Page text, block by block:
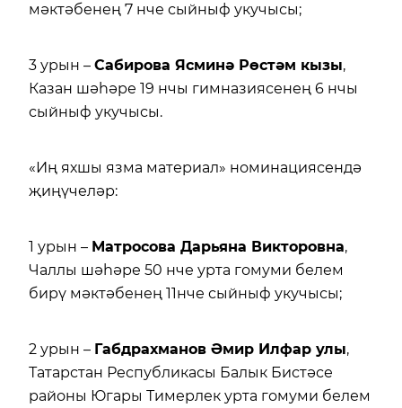
мәктәбенең 7 нче сыйныф укучысы;
3 урын – Сабирова Ясминә Рөстәм кызы,
Казан шәһәре 19 нчы гимназиясенең 6 нчы
сыйныф укучысы.
«Иң яхшы язма материал» номинациясендә
җиңүчеләр:
1 урын – Матросова Дарьяна Викторовна,
Чаллы шәһәре 50 нче урта гомуми белем
бирү мәктәбенең 11нче сыйныф укучысы;
2 урын – Габдрахманов Әмир Илфар улы,
Татарстан Республикасы Балык Бистәсе
районы Югары Тимерлек урта гомуми белем